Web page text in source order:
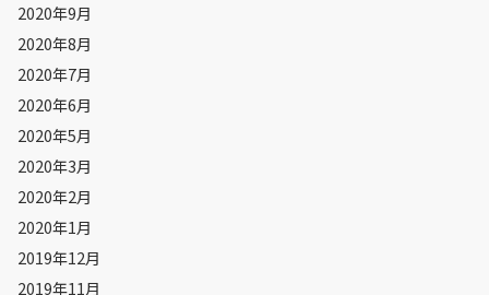
2020年9月
2020年8月
2020年7月
2020年6月
2020年5月
2020年3月
2020年2月
2020年1月
2019年12月
2019年11月